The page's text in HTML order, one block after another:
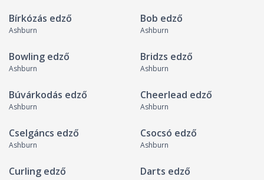
Bírkózás edző
Ashburn
Bob edző
Ashburn
Bowling edző
Ashburn
Bridzs edző
Ashburn
Búvárkodás edző
Ashburn
Cheerlead edző
Ashburn
Cselgáncs edző
Ashburn
Csocsó edző
Ashburn
Curling edző Darts edző